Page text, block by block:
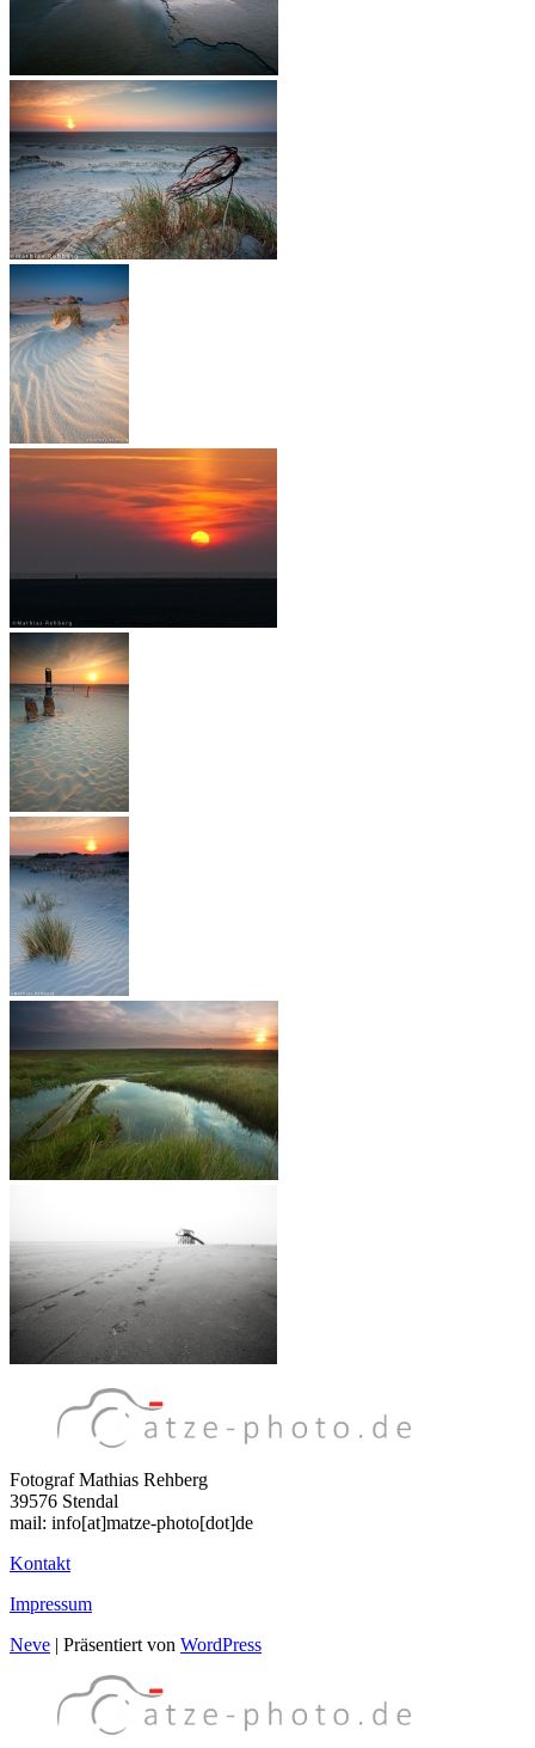
Fotograf Mathias Rehberg
39576 Stendal
mail: info[at]matze-photo[dot]de
Kontakt
Impressum
Neve | Präsentiert von WordPress